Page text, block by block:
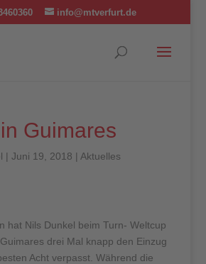
info@mtverfurt.de
Guimares
| Juni 19, 2018 | Aktuelles
hat Nils Dunkel beim Turn- Weltcup
drei Mal knapp den Einzug
Acht verpasst. Während die